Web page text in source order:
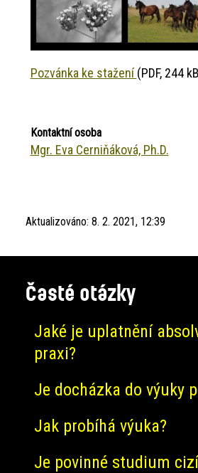
Pozvánka ke stažení(PDF, 244
Kontaktní osoba
Mgr. Eva Cerniňáková, Ph.D.
Aktualizováno: 8. 2. 2021, 12:39
Časté otázky
Jaké je uplatnění
praxi?
Je docházka do výuky
Jak probíhá výuka?
Je povinné studium